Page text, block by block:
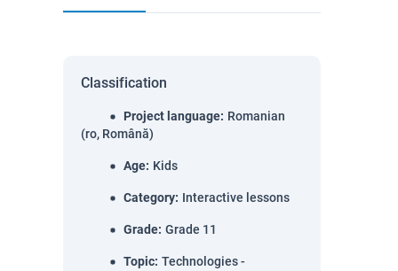
Classification
Project language: Romanian
(ro, Română)
Age: Kids
Category: Interactive lessons
Grade: Grade 11
Topic: Technologies -